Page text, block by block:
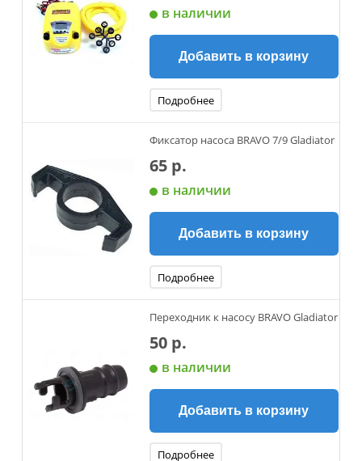
в наличии
Добавить в корзину
Подробнее
Фиксатор насоса BRAVO 7/9 Gladiator
65 р.
в наличии
Добавить в корзину
Подробнее
Переходник к насосу BRAVO Gladiator
50 р.
в наличии
Добавить в корзину
Подробнее